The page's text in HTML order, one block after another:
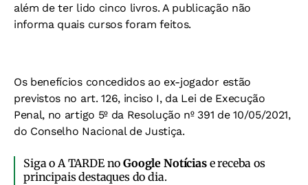
além de ter lido cinco livros. A publicação não
informa quais cursos foram feitos.
Os benefícios concedidos ao ex-jogador estão
previstos no art. 126, inciso I, da Lei de Execução
Penal, no artigo 5º da Resolução nº 391 de 10/05/2021,
do Conselho Nacional de Justiça.
Siga o A TARDE noGoogle Notíciase receba os
principais destaques do dia.